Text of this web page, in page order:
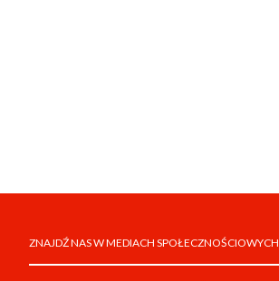
ZNAJDŹ NAS W MEDIACH SPOŁECZNOŚCIOWYCH